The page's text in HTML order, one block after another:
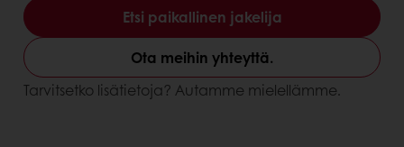
Etsi paikallinen jakelija
Ota meihin yhteyttä.
Tarvitsetko lisätietoja? Autamme mielellämme.